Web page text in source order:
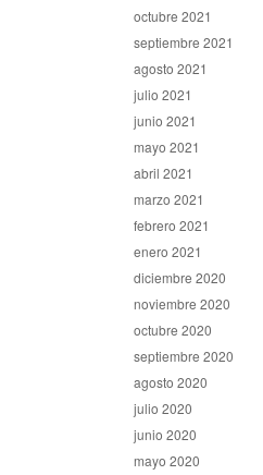
octubre 2021
septiembre 2021
agosto 2021
julio 2021
junio 2021
mayo 2021
abril 2021
marzo 2021
febrero 2021
enero 2021
diciembre 2020
noviembre 2020
octubre 2020
septiembre 2020
agosto 2020
julio 2020
junio 2020
mayo 2020